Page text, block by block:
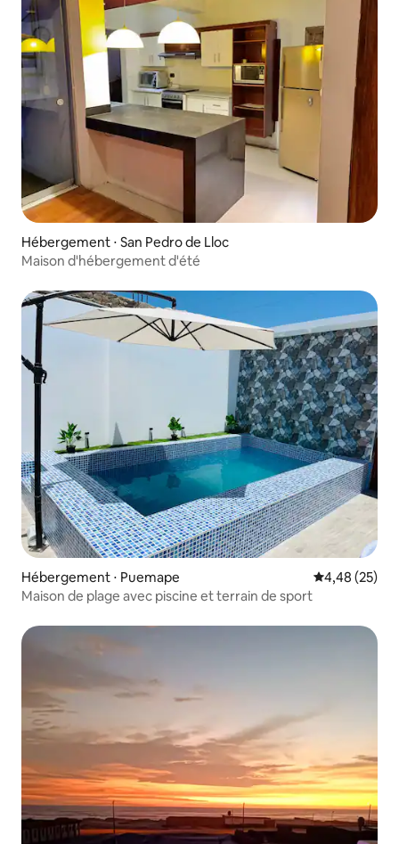
Hébergement ⋅ San Pedro de Lloc
Maison d'hébergement d'été
Hébergement ⋅ Puemape Évaluation
4,48 (25)
Maison de plage avec piscine et terrain de sport